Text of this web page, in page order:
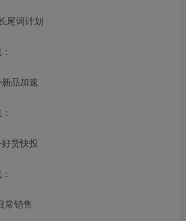
尾词计划
品加速
货快投
常销售